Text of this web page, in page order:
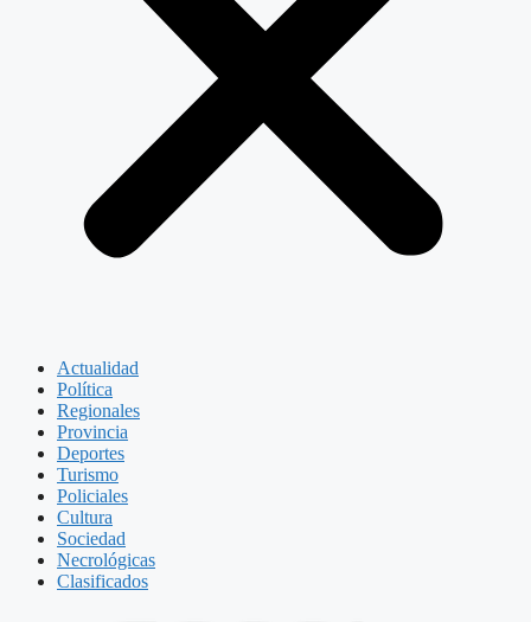
Actualidad
Política
Regionales
Provincia
Deportes
Turismo
Policiales
Cultura
Sociedad
Necrológicas
Clasificados